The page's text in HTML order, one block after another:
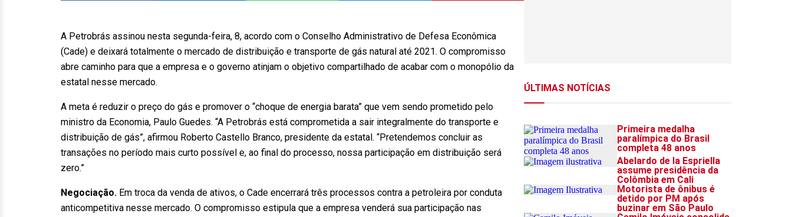
A Petrobrás assinou nesta segunda-feira, 8, acordo com o Conselho Administrativo de Defesa Econômica
(Cade) e deixará totalmente o mercado de distribuição e transporte de gás natural até 2021. O compromisso
abre caminho para que a empresa e o governo atinjam o objetivo compartilhado de acabar com o monopólio da
estatal nesse mercado.
A meta é reduzir o preço do gás e promover o “choque de energia barata” que vem sendo prometido pelo
ministro da Economia, Paulo Guedes. “A Petrobrás está comprometida a sair integralmente do transporte e
distribuição de gás”, afirmou Roberto Castello Branco, presidente da estatal. “Pretendemos concluir as
transações no período mais curto possível e, ao final do processo, nossa participação em distribuição será
zero.”
Negociação. Em troca da venda de ativos, o Cade encerrará três processos contra a petroleira por conduta
anticompetitiva nesse mercado. O compromisso estipula que a empresa venderá sua participação nas